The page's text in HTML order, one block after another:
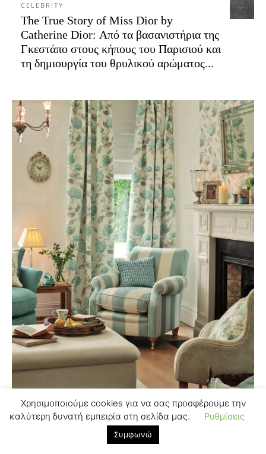
CELEBRITY
The True Story of Miss Dior by
Catherine Dior: Από τα βασανιστήρια της
Γκεστάπο στους κήπους του Παρισιού και
τη δημιουργία του θρυλικού αρώματος...
Χρησιμοποιούμε cookies για να σας προσφέρουμε την
καλύτερη δυνατή εμπειρία στη σελίδα μας.
Ρυθμίσεις
Συμφωνώ